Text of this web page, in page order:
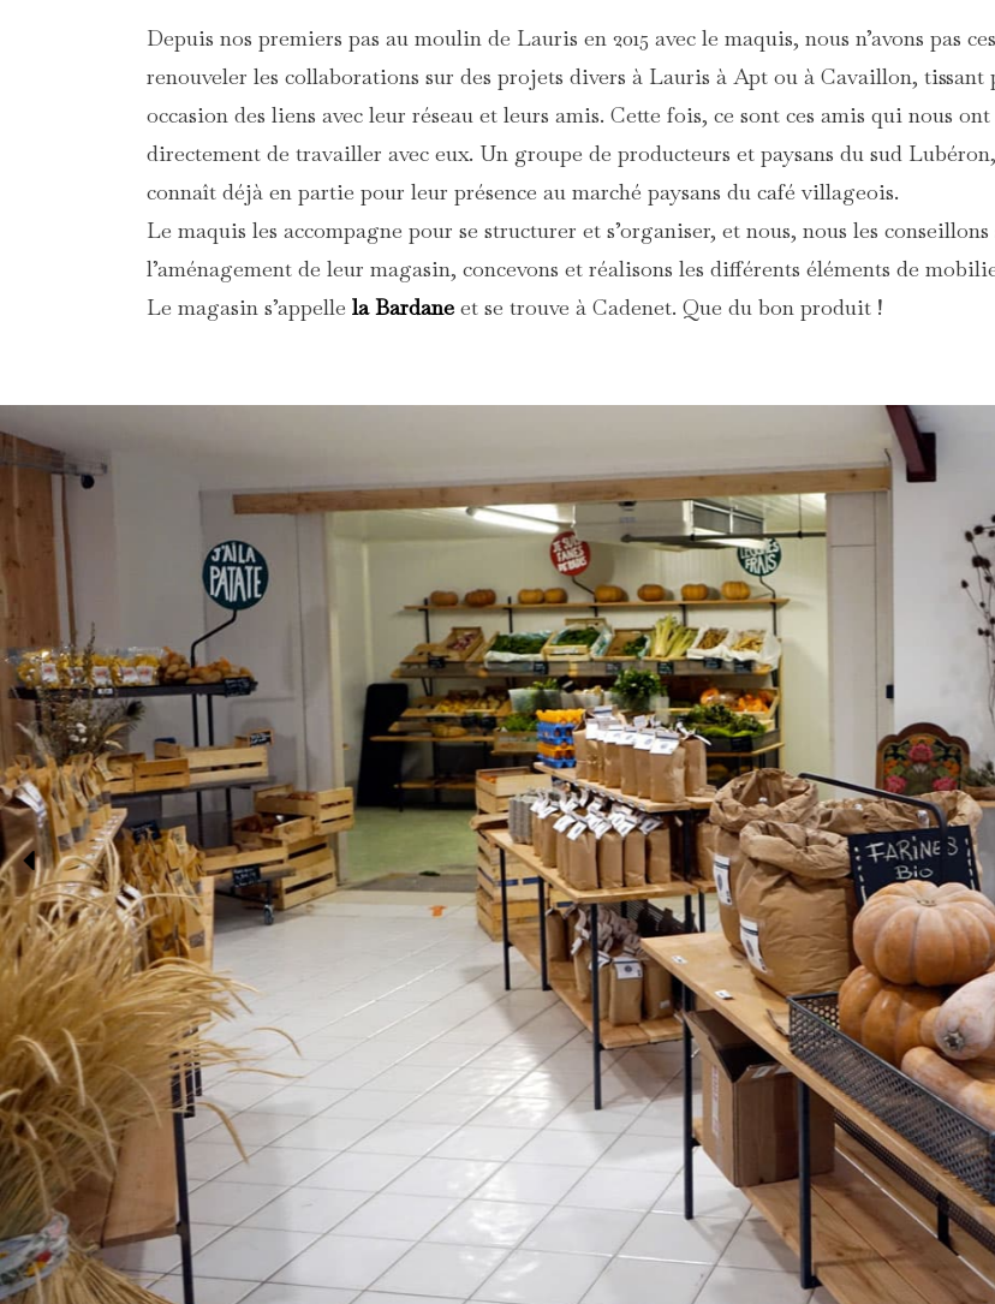
Depuis nos premiers pas au moulin de Lauris en 2015 avec le maquis, nous n’avons pas
renouveler les collaborations sur des projets divers à Lauris à Apt ou à Cavaillon, tissant
occasion des liens avec leur réseau et leurs amis. Cette fois, ce sont ces amis qui nous
directement de travailler avec eux. Un groupe de producteurs et paysans du sud
connaît déjà en partie pour leur présence au marché paysans du café villageois.
Le maquis les accompagne pour se structurer et s’organiser, et nous, nous les conseillons
l’aménagement de leur magasin, concevons et réalisons les différents éléments de
Le magasin s’appellela Bardane et se trouve à Cadenet. Que du bon produit !